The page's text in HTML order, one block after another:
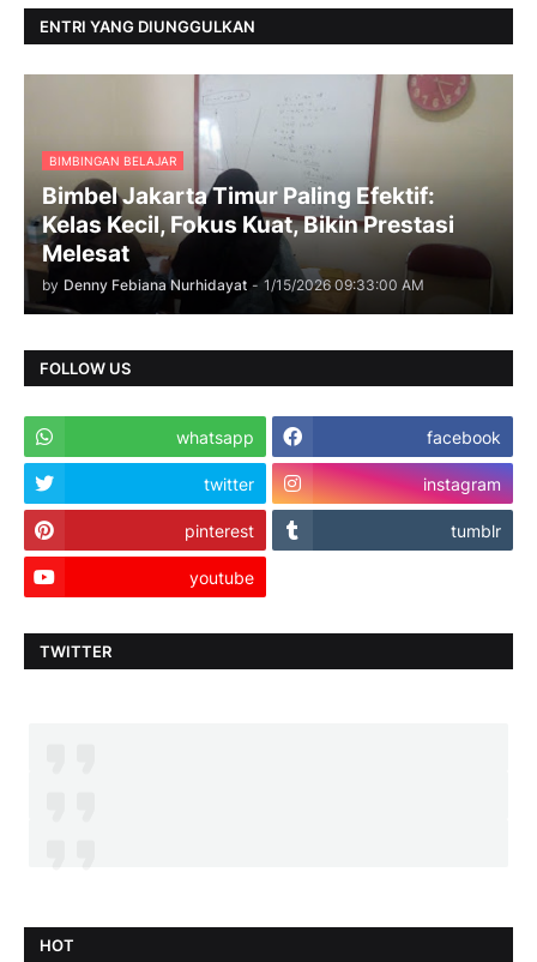
ENTRI YANG DIUNGGULKAN
BIMBINGAN BELAJAR
Bimbel Jakarta Timur Paling Efektif:
Kelas Kecil, Fokus Kuat, Bikin Prestasi
Melesat
by Denny Febiana Nurhidayat - 1/15/2026 09:33:00 AM
FOLLOW US
whatsapp facebook
twitter instagram
pinterest tumblr
youtube
TWITTER
HOT